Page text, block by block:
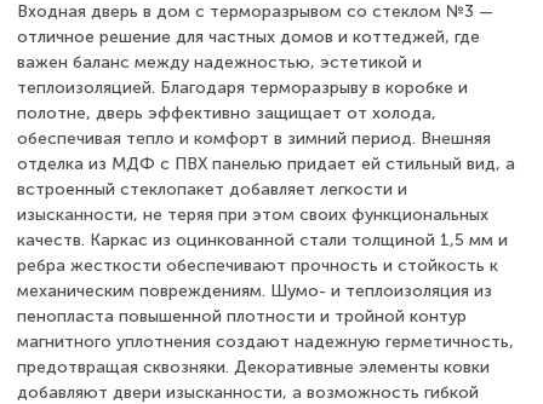
Входная дверь в дом с терморазрывом со стеклом №3 —
отличное решение для частных домов и коттеджей, где
важен баланс между надежностью, эстетикой и
теплоизоляцией. Благодаря терморазрыву в коробке и
полотне, дверь эффективно защищает от холода,
обеспечивая тепло и комфорт в зимний период. Внешняя
отделка из МДФ с ПВХ панелью придает ей стильный вид, а
встроенный стеклопакет добавляет легкости и
изысканности, не теряя при этом своих функциональных
качеств. Каркас из оцинкованной стали толщиной 1,5 мм и
ребра жесткости обеспечивают прочность и стойкость к
механическим повреждениям. Шумо- и теплоизоляция из
пенопласта повышенной плотности и тройной контур
магнитного уплотнения создают надежную герметичность,
предотвращая сквозняки. Декоративные элементы ковки
добавляют двери изысканности, а возможность гибкой